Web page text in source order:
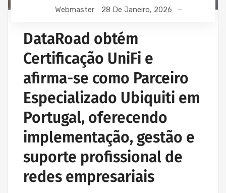
Webmaster 28 De Janeiro, 2026
DataRoad obtém
Certificação UniFi e
afirma-se como Parceiro
Especializado Ubiquiti em
Portugal, oferecendo
implementação, gestão e
suporte profissional de
redes empresariais